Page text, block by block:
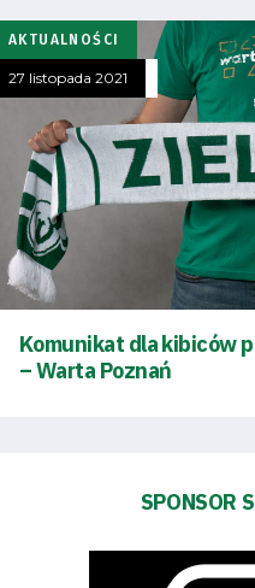
AKTUALNOŚCI
27 listopada 2021
Komunikat dla kibiców
– Warta Poznań
SPONSOR